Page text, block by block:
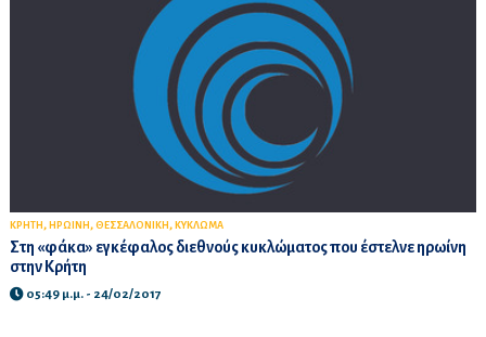
ΚΡΗΤΗ , ΗΡΩΙΝΗ , ΘΕΣΣΑΛΟΝΙΚΗ , ΚΥΚΛΩΜΑ
Στη «φάκα» εγκέφαλος διεθνούς κυκλώματος που έστελνε ηρωίνη
στην Κρήτη
05:49 μ.μ. - 24/02/2017